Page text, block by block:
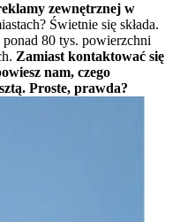
zewnętrznej w
Świetnie się składa.
80 tys. powierzchni
Zamiast kontaktować się
nam, czego
Proste, prawda?